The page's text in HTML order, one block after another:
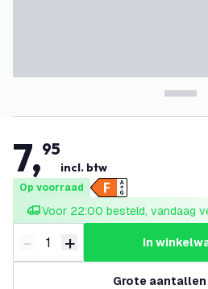
7,95
incl. btw
Op voorraad
Voor 22:00 besteld, vandaag
Verminder hoeveelheid
- Verhoog hoeveelheid
+ in
Grote aantallen